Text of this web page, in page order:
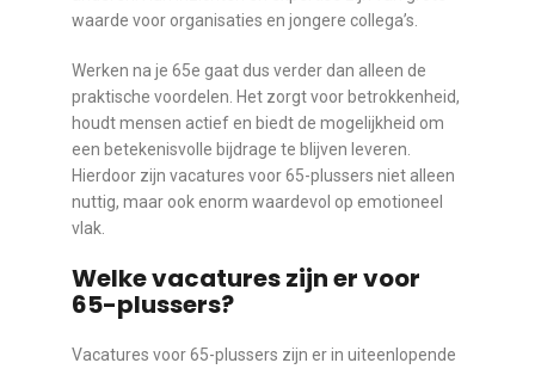
waarde voor organisaties en jongere collega’s.
Werken na je 65e gaat dus verder dan alleen de
praktische voordelen. Het zorgt voor betrokkenheid,
houdt mensen actief en biedt de mogelijkheid om
een betekenisvolle bijdrage te blijven leveren.
Hierdoor zijn vacatures voor 65-plussers niet alleen
nuttig, maar ook enorm waardevol op emotioneel
vlak.
Welke vacatures zijn er voor
65-plussers?
Vacatures voor 65-plussers zijn er in uiteenlopende